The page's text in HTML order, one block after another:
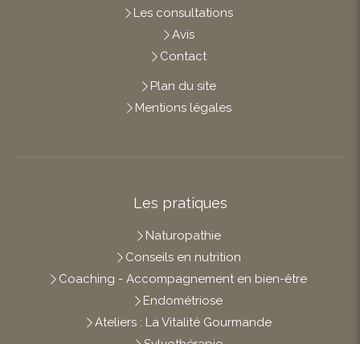
Les consultations
Avis
Contact
Plan du site
Mentions légales
Les pratiques
Naturopathie
Conseils en nutrition
Coaching - Accompagnement en bien-être
Endométriose
Ateliers : La Vitalité Gourmande